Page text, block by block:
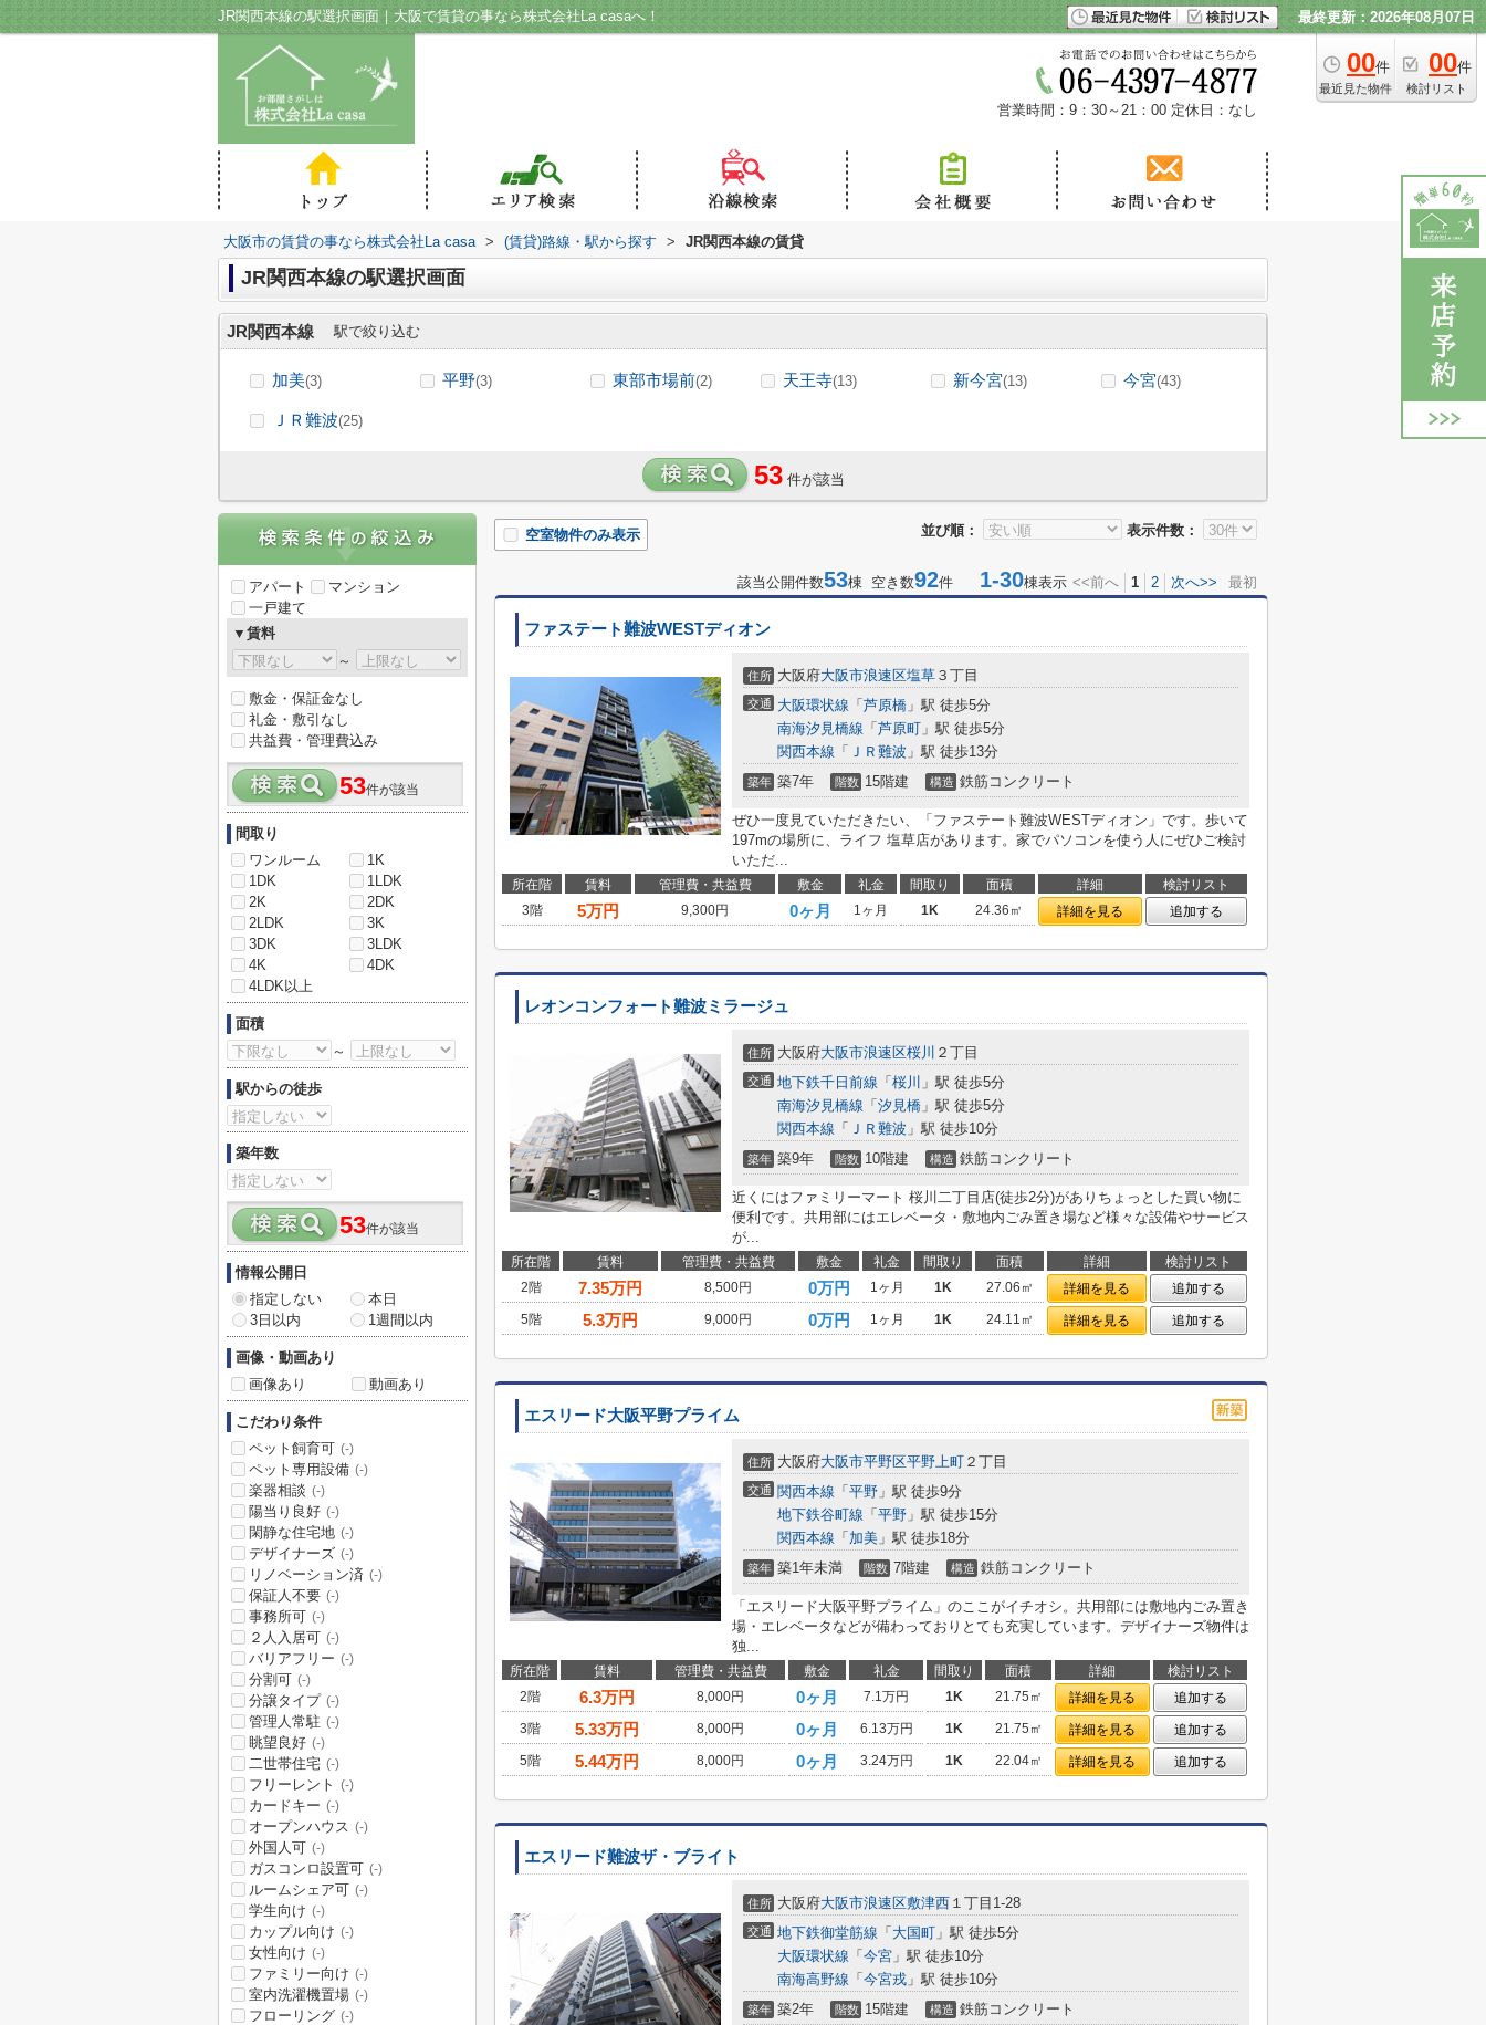
JR関西本線の駅選択画面｜大阪で賃貸の事なら株式会社La casaへ！ 最終更新：2026年08月07日
00件
最近見た物件
00件
検討リスト
営業時間：9：30～21：00 定休日：なし
大阪市の賃貸の事なら株式会社La casa > (賃貸)路線・駅から探す > JR関西本線の賃貸
JR関西本線の駅選択画面
JR関西本線 駅で絞り込む
加美(3) 平野(3) 東部市場前(2) 天王寺(13) 新今宮(13) 今宮(43)
ＪＲ難波(25)
53 件が該当
並び順： 表示件数：
空室物件のみ表示
該当公開件数53棟 空き数92件 1-30棟表示 <<前へ 1 2 次へ>> 最初
ファステート難波WESTディオン
住所 大阪府大阪市浪速区塩草 ３丁目
交通 大阪環状線 「 芦原橋 」駅 徒歩5分
南海汐見橋線 「 芦原町 」駅 徒歩5分
関西本線 「 ＪＲ難波 」駅 徒歩13分
築年 築7年 階数 15階建 構造 鉄筋コンクリート
ぜひ一度見ていただきたい、「ファステート難波WESTディオン」です。歩いて
197mの場所に、ライフ 塩草店があります。家でパソコンを使う人にぜひご検討
いただ...
所在階 賃料 管理費・共益費 敷金 礼金 間取り 面積 詳細
検討リスト
3階
5万円 9,300円 0ヶ月 1ヶ月 1K 24.36㎡ 詳細を見る 追加する
レオンコンフォート難波ミラージュ
住所 大阪府大阪市浪速区桜川 ２丁目
交通 地下鉄千日前線 「 桜川 」駅 徒歩5分
南海汐見橋線 「 汐見橋 」駅 徒歩5分
関西本線 「 ＪＲ難波 」駅 徒歩10分
築年 築9年 階数 10階建 構造 鉄筋コンクリート
近くにはファミリーマート 桜川二丁目店(徒歩2分)がありちょっとした買い物に
便利です。共用部にはエレベータ・敷地内ごみ置き場など様々な設備やサービス
が...
所在階 賃料 管理費・共益費 敷金 礼金 間取り 面積 詳細
検討リスト
2階
7.35万円 8,500円 0万円 1ヶ月 1K 27.06㎡ 詳細を見る
追加する
5階
5.3万円 9,000円 0万円 1ヶ月 1K 24.11㎡ 詳細を見る 追加する
エスリード大阪平野プライム
住所 大阪府大阪市平野区平野上町 ２丁目
交通 関西本線 「 平野 」駅 徒歩9分
地下鉄谷町線 「 平野 」駅 徒歩15分
関西本線 「 加美 」駅 徒歩18分
築年 築1年未満 階数 7階建 構造 鉄筋コンクリート
「エスリード大阪平野プライム」のここがイチオシ。共用部には敷地内ごみ置き
場・エレベータなどが備わっておりとても充実しています。デザイナーズ物件は
独...
所在階 賃料 管理費・共益費 敷金 礼金 間取り 面積 詳細
検討リスト
2階
6.3万円 8,000円 0ヶ月 7.1万円 1K 21.75㎡ 詳細を見る
追加する
3階
5.33万円 8,000円 0ヶ月 6.13万円 1K 21.75㎡ 詳細を見る
追加する
5階
5.44万円 8,000円 0ヶ月 3.24万円 1K 22.04㎡ 詳細を見る 追加する
エスリード難波ザ・ブライト
住所 大阪府大阪市浪速区敷津西 １丁目1-28
交通 地下鉄御堂筋線 「 大国町 」駅 徒歩5分
大阪環状線 「 今宮 」駅 徒歩10分
南海高野線 「 今宮戎 」駅 徒歩10分
築年 築2年 階数 15階建 構造 鉄筋コンクリート
アパート
マンション
一戸建て
▼賃料
～
敷金・保証金なし
礼金・敷引なし
共益費・管理費込み
53件が該当
間取り
ワンルーム
1K
1DK
1LDK
2K
2DK
2LDK
3K
3DK
3LDK
4K
4DK
4LDK以上
面積
～
駅からの徒歩
築年数
53件が該当
情報公開日
指定しない
本日
3日以内
1週間以内
画像・動画あり
画像あり
動画あり
こだわり条件
ペット飼育可 (-)
ペット専用設備 (-)
楽器相談 (-)
陽当り良好 (-)
閑静な住宅地 (-)
デザイナーズ (-)
リノベーション済 (-)
保証人不要 (-)
事務所可 (-)
２人入居可 (-)
バリアフリー (-)
分割可 (-)
分譲タイプ (-)
管理人常駐 (-)
眺望良好 (-)
二世帯住宅 (-)
フリーレント (-)
カードキー (-)
オープンハウス (-)
外国人可 (-)
ガスコンロ設置可 (-)
ルームシェア可 (-)
学生向け (-)
カップル向け (-)
女性向け (-)
ファミリー向け (-)
室内洗濯機置場 (-)
フローリング (-)